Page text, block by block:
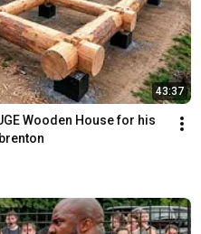
43:37
Wooden House for his